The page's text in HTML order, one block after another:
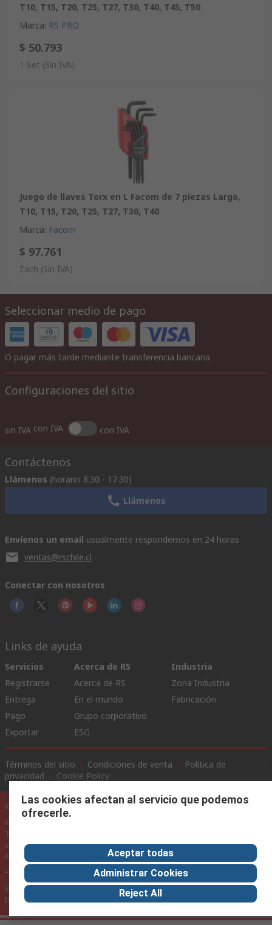
T10, T15, T20, T25, T27, T30, T40, T45, T50
Marca: RS PRO
$ 50.793
1 Set (Sin IVA)
Juego de llaves Torx en L Facom de 7 piezas Largo,
T10, T15, T20, T25, T27, T30, T40
Marca: Facom
$ 97.761
Each (Sin IVA)
Seleccionar medio de pago
O pagar más tarde mediante transferencia bancaria
Configuraciones del sitio
sin IVA con IVA con IVA
Contáctenos
Llámenos (horario 8.30 - 17.30)
Llámenos
Envíenos un email usualmente respondemos en 24 horas
ventas@rschile.cl
Conectar con nosotros
Links de ayuda
Servicios
Registrarse
Entrega
Pago
Exportar
Acerca de RS
Acerca de RS
En el mundo
Grupo corporativo
ESG
Industria
Zona Industria
Fabricación
Términos del sitio Condiciones de venta
Política de
privacidad
Cookie Policy
©RS Group Ltd. 2020
RS Group Ltda.
Teléfonos
ventas@rschile.cl
Ayuda
Este sitio web ha sido desarrollado por Catalogue solutions Ltd
bajo licencia por RS Group Ltd
Las cookies afectan al servicio que podemos
ofrecerle.
Aceptar todas
Administrar Cookies
Reject All